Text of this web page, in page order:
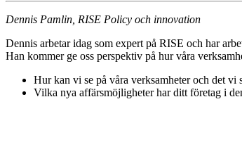
Dennis Pamlin, RISE Policy och innovation
Dennis arbetar idag som expert på RISE och har
Han kommer ge oss perspektiv på hur våra
Hur kan vi se på våra verksamheter och det vi
Vilka nya affärsmöjligheter har ditt företag i